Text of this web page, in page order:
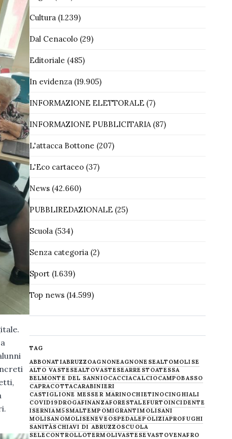
Cultura(1.239)
Dal Cenacolo(29)
Editoriale (485)
In evidenza(19.905)
INFORMAZIONE ELETTORALE(7)
INFORMAZIONE PUBBLICITARIA(87)
L'attacca Bottone (207)
L'Eco cartaceo(37)
News(42.660)
PUBBLIREDAZIONALE(25)
Scuola(534)
Senza categoria(2)
Sport(1.639)
Top news(14.599)
TAG
ABBONATIABRUZZOAGNONEAGNONESEALTOMOLISE
ALTO VASTESEALTOVASTESEARRESTOATESSA
BELMONTE DEL SANNIOCACCIACALCIOCAMPOBASSO
CAPRACOTTACARABINIERI
CASTIGLIONE MESSER MARINOCHIETINOCINGHIALI
COVID19DROGAFINANZAFORESTALEFURTOINCIDENTE
ISERNIAM5SMALTEMPOMIGRANTIMOLISANI
MOLISANOMOLISENEVE OSPEDALEPOLIZIAPROFUGHI
SANITÀSCHIAVI DI ABRUZZOSCUOLA
SELECONTROLLOTERMOLIVASTESE VASTOVENAFRO